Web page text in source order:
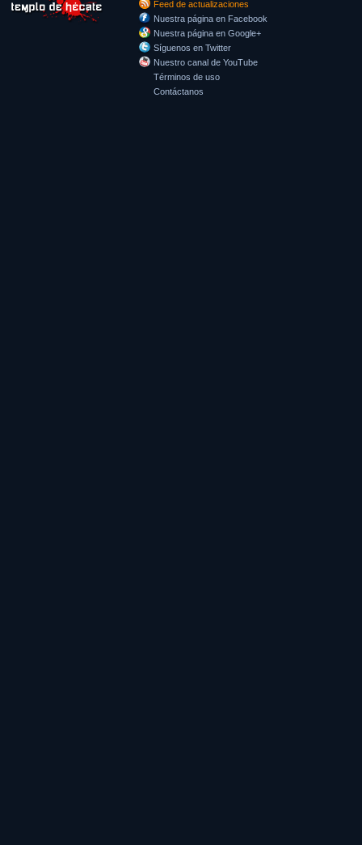
Feed de actualizaciones
Nuestra página en Facebook
Nuestra página en Google+
Síguenos en Twitter
Nuestro canal de YouTube
Términos de uso
Contáctanos